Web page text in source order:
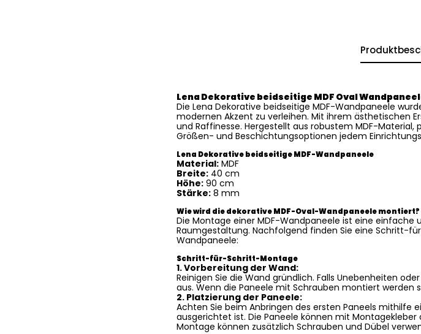
Lena Dekorative beidseitige MDF Oval
Die Lena Dekorative beidseitige MDF-Wandpaneele
modernen Akzent zu verleihen. Mit ihrem ästhetischen
und Raffinesse. Hergestellt aus robustem MDF-
Größen- und Beschichtungsoptionen jedem
Lena Dekorative beidseitige MDF-Wandpaneele
Material: MDF
Breite: 40 cm
Höhe: 90 cm
Stärke: 8 mm
Wie wird die dekorative MDF-Oval-Wandpaneele montiert?
Die Montage einer MDF-Wandpaneele ist eine einfache
Raumgestaltung. Nachfolgend finden Sie eine Schritt-
Wandpaneele:
Schritt-für-Schritt-Montage
1. Vorbereitung der Wand:
Reinigen Sie die Wand gründlich. Falls Unebenheiten
aus. Wenn die Paneele mit Schrauben montiert werden
2. Platzierung der Paneele:
Achten Sie beim Anbringen des ersten Paneels mithilfe
ausgerichtet ist. Die Paneele können mit
Montage können zusätzlich Schrauben und Dübel